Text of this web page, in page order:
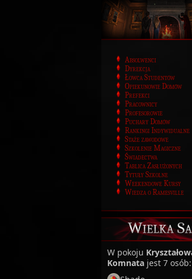
Absolwenci
Dyrekcja
Łowca Studentów
Opiekunowie Domów
Prefekci
Pracownicy
Profesorowie
Puchary Domów
Rankingi Indywidualne
Staże zawodowe
Szkolenie Magiczne
Świadectwa
Tablica Zasłużonych
Tytuły Szkolne
Weekendowe Kursy
Wiedza o Ramesville
Wielka
W pokoju
Komnata jest 7 osób: